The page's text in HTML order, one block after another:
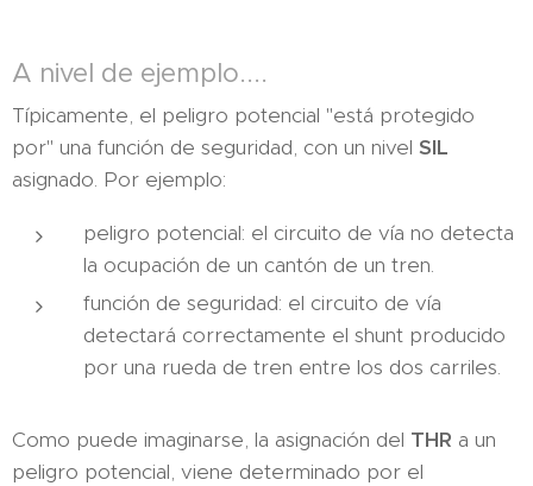
A nivel de ejemplo....
Típicamente, el peligro potencial "está protegido
por" una función de seguridad, con un nivel SIL
asignado. Por ejemplo:
peligro potencial: el circuito de vía no detecta
la ocupación de un cantón de un tren.
función de seguridad: el circuito de vía
detectará correctamente el shunt producido
por una rueda de tren entre los dos carriles.
Como puede imaginarse, la asignación del THR a un
peligro potencial, viene determinado por el